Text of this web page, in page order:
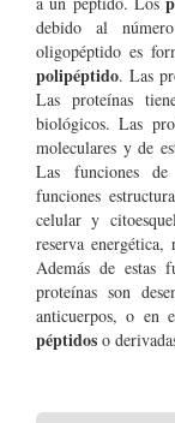
debido al
oligopéptido es
polipéptido. Las
Las proteínas
biológicos. Las
moleculares y de
Las funciones de
funciones
celular y
reserva
Además de estas
proteínas son
anticuerpos, o en
péptidos o